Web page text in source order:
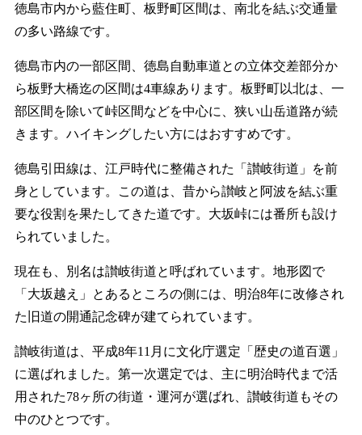
徳島市内から藍住町、板野町区間は、南北を結ぶ交通量
の多い路線です。
徳島市内の一部区間、徳島自動車道との立体交差部分か
ら板野大橋迄の区間は4車線あります。板野町以北は、一
部区間を除いて峠区間などを中心に、狭い山岳道路が続
きます。ハイキングしたい方にはおすすめです。
徳島引田線は、江戸時代に整備された「讃岐街道」を前
身としています。この道は、昔から讃岐と阿波を結ぶ重
要な役割を果たしてきた道です。大坂峠には番所も設け
られていました。
現在も、別名は讃岐街道と呼ばれています。地形図で
「大坂越え」とあるところの側には、明治8年に改修され
た旧道の開通記念碑が建てられています。
讃岐街道は、平成8年11月に文化庁選定「歴史の道百選」
に選ばれました。第一次選定では、主に明治時代まで活
用された78ヶ所の街道・運河が選ばれ、讃岐街道もその
中のひとつです。